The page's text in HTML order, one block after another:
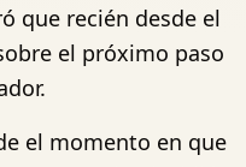
que recién desde el
el próximo paso
el momento en que